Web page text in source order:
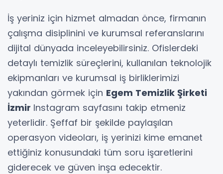
İş yeriniz için hizmet almadan önce, firmanın
çalışma disiplinini ve kurumsal referanslarını
dijital dünyada inceleyebilirsiniz. Ofislerdeki
detaylı temizlik süreçlerini, kullanılan teknolojik
ekipmanları ve kurumsal iş birliklerimizi
yakından görmek için Egem Temizlik Şirketi
İzmir Instagram sayfasını takip etmeniz
yeterlidir. Şeffaf bir şekilde paylaşılan
operasyon videoları, iş yerinizi kime emanet
ettiğiniz konusundaki tüm soru işaretlerini
giderecek ve güven inşa edecektir.